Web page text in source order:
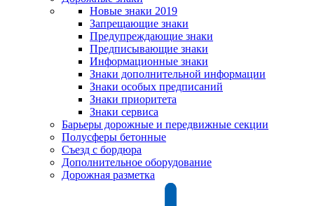
Новые знаки 2019
Запрещающие знаки
Предупреждающие знаки
Предписывающие знаки
Информационные знаки
Знаки дополнительной информации
Знаки особых предписаний
Знаки приоритета
Знаки сервиса
Барьеры дорожные и передвижные секции
Полусферы бетонные
Съезд с бордюра
Дополнительное оборудование
Дорожная разметка